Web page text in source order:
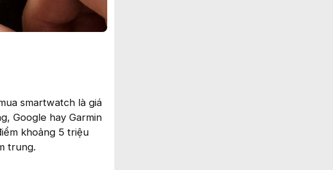
smartwatch là giá
Google hay Garmin
khoảng 5 triệu
trung.